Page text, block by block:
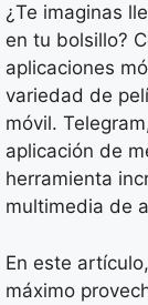
¿Te imaginas
en tu bolsillo?
aplicaciones
variedad de
móvil.
aplicación de
herramienta
multimedia de
En este
máximo